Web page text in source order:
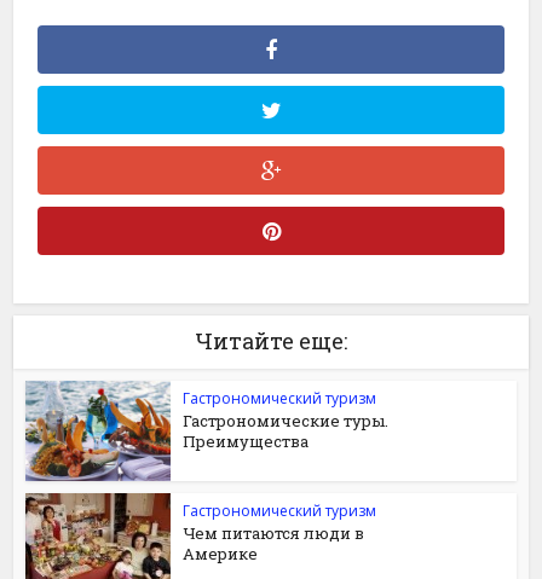
Читайте еще:
Гастрономический туризм
Гастрономические туры.
Преимущества
Гастрономический туризм
Чем питаются люди в
Америке